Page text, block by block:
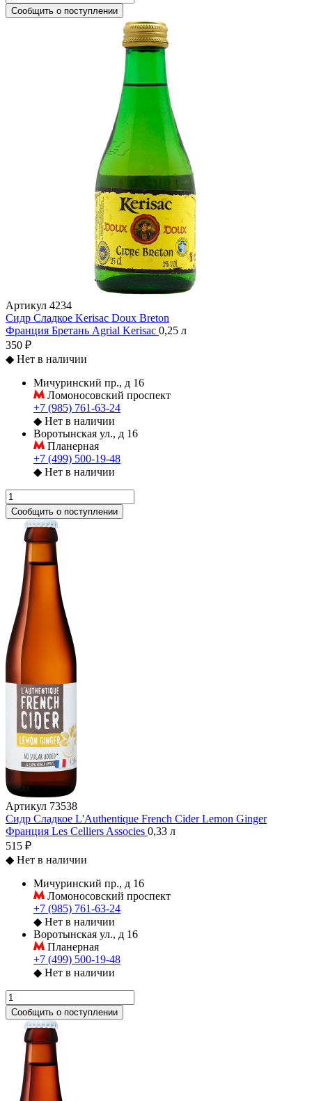
Сообщить о поступлении
Артикул 4234
Сидр Сладкое Kerisac Doux Breton
Франция Бретань Agrial Kerisac 0,25 л
350 ₽
◆ Нет в наличии
Мичуринский пр., д 16
Ломоносовский проспект
+7 (985) 761-63-24
◆ Нет в наличии
Воротынская ул., д 16
Планерная
+7 (499) 500-19-48
◆ Нет в наличии
Сообщить о поступлении
Артикул 73538
Сидр Сладкое L'Authentique French Cider Lemon Ginger
Франция Les Celliers Associes 0,33 л
515 ₽
◆ Нет в наличии
Мичуринский пр., д 16
Ломоносовский проспект
+7 (985) 761-63-24
◆ Нет в наличии
Воротынская ул., д 16
Планерная
+7 (499) 500-19-48
◆ Нет в наличии
Сообщить о поступлении